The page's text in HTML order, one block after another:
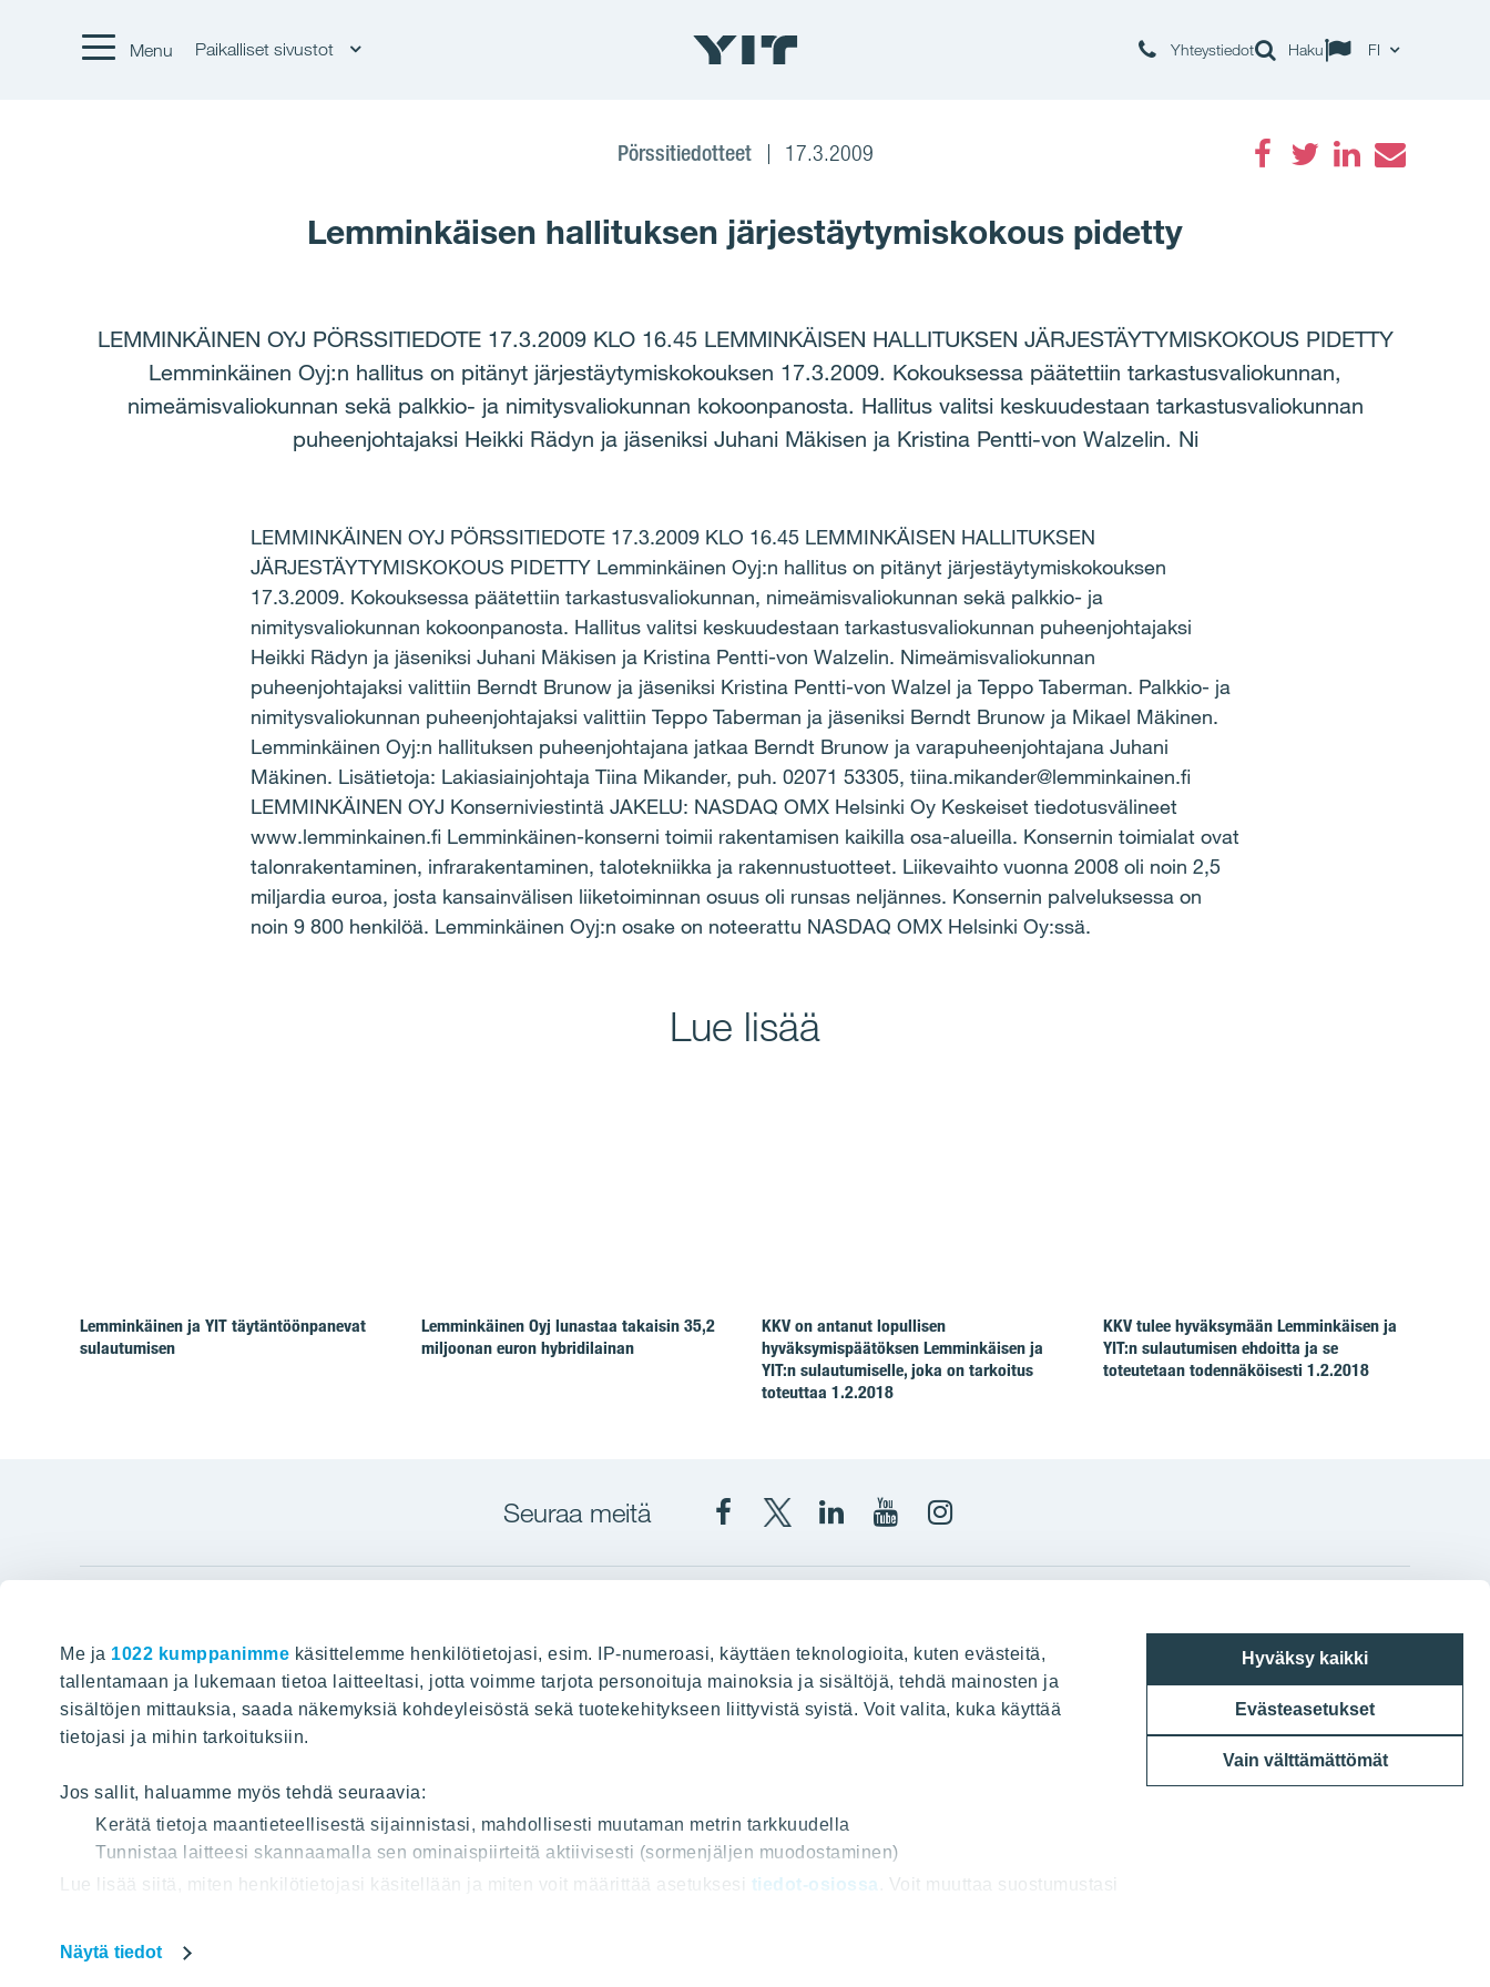
Me ja 1022 kumppanimme käsittelemme henkilötietojasi, esim. IP-numeroasi, käyttäen teknologioita, kuten evästeitä,
tallentamaan ja lukemaan tietoa laitteeltasi, jotta voimme tarjota personoituja mainoksia ja sisältöjä, tehdä mainosten ja
sisältöjen mittauksia, saada näkemyksiä kohdeyleisöstä sekä tuotekehitykseen liittyvistä syistä. Voit valita, kuka käyttää
tietojasi ja mihin tarkoituksiin.
Jos sallit, haluamme myös tehdä seuraavia:
Kerätä tietoja maantieteellisestä sijainnistasi, mahdollisesti muutaman metrin tarkkuudella
Tunnistaa laitteesi skannaamalla sen ominaispiirteitä aktiivisesti (sormenjäljen muodostaminen)
Lue lisää siitä, miten henkilötietojasi käsitellään ja miten voit määrittää asetuksesi tiedot-osiossa . Voit muuttaa suostumustasi
Käytämme verkkosivuillamme evästeitä, jotta voisimme tarjota sinulle entistäkin parempia sisältöjä ja ominaisuuksia.
Näytä tiedot
Hyväksy kaikki
Evästeasetukset
Vain välttämättömät
Menu Paikalliset sivustot Yhteystiedot Haku FI
Pörssitiedotteet 17.3.2009
Lemminkäisen hallituksen järjestäytymiskokous pidetty
LEMMINKÄINEN OYJ PÖRSSITIEDOTE 17.3.2009 KLO 16.45 LEMMINKÄISEN HALLITUKSEN JÄRJESTÄYTYMISKOKOUS PIDETTY
Lemminkäinen Oyj:n hallitus on pitänyt järjestäytymiskokouksen 17.3.2009. Kokouksessa päätettiin tarkastusvaliokunnan,
nimeämisvaliokunnan sekä palkkio- ja nimitysvaliokunnan kokoonpanosta. Hallitus valitsi keskuudestaan tarkastusvaliokunnan
puheenjohtajaksi Heikki Rädyn ja jäseniksi Juhani Mäkisen ja Kristina Pentti-von Walzelin. Ni
LEMMINKÄINEN OYJ PÖRSSITIEDOTE 17.3.2009 KLO 16.45 LEMMINKÄISEN HALLITUKSEN
JÄRJESTÄYTYMISKOKOUS PIDETTY Lemminkäinen Oyj:n hallitus on pitänyt järjestäytymiskokouksen
17.3.2009. Kokouksessa päätettiin tarkastusvaliokunnan, nimeämisvaliokunnan sekä palkkio- ja
nimitysvaliokunnan kokoonpanosta. Hallitus valitsi keskuudestaan tarkastusvaliokunnan puheenjohtajaksi
Heikki Rädyn ja jäseniksi Juhani Mäkisen ja Kristina Pentti-von Walzelin. Nimeämisvaliokunnan
puheenjohtajaksi valittiin Berndt Brunow ja jäseniksi Kristina Pentti-von Walzel ja Teppo Taberman. Palkkio- ja
nimitysvaliokunnan puheenjohtajaksi valittiin Teppo Taberman ja jäseniksi Berndt Brunow ja Mikael Mäkinen.
Lemminkäinen Oyj:n hallituksen puheenjohtajana jatkaa Berndt Brunow ja varapuheenjohtajana Juhani
Mäkinen. Lisätietoja: Lakiasiainjohtaja Tiina Mikander, puh. 02071 53305, tiina.mikander@lemminkainen.fi
LEMMINKÄINEN OYJ Konserniviestintä JAKELU: NASDAQ OMX Helsinki Oy Keskeiset tiedotusvälineet
www.lemminkainen.fi Lemminkäinen-konserni toimii rakentamisen kaikilla osa-alueilla. Konsernin toimialat ovat
talonrakentaminen, infrarakentaminen, talotekniikka ja rakennustuotteet. Liikevaihto vuonna 2008 oli noin 2,5
miljardia euroa, josta kansainvälisen liiketoiminnan osuus oli runsas neljännes. Konsernin palveluksessa on
noin 9 800 henkilöä. Lemminkäinen Oyj:n osake on noteerattu NASDAQ OMX Helsinki Oy:ssä.
Lue lisää
Lemminkäinen ja YIT täytäntöönpanevat
sulautumisen
Lemminkäinen Oyj lunastaa takaisin 35,2
miljoonan euron hybridilainan
KKV on antanut lopullisen
hyväksymispäätöksen Lemminkäisen ja
YIT:n sulautumiselle, joka on tarkoitus
toteuttaa 1.2.2018
KKV tulee hyväksymään Lemminkäisen ja
YIT:n sulautumisen ehdoitta ja se
toteutetaan todennäköisesti 1.2.2018
Seuraa meitä
YITYITCorporation
Corporation
YIT
Hyvin rakennettu huominen
HAKU
Tietoa YIT:stä
Töihin meille
Projektit
Vastuullisuus
Media
Yhteystiedot
Myytävät asunnot
Vuokrattavat toimitilat
Toimitilarakentaminen
Teollisuusrakentaminen
Panuntie 11, PL 36, 00620 Helsinki
020 433 111